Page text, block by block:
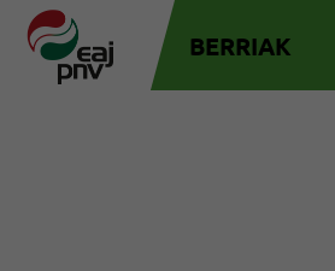
BERRIAK